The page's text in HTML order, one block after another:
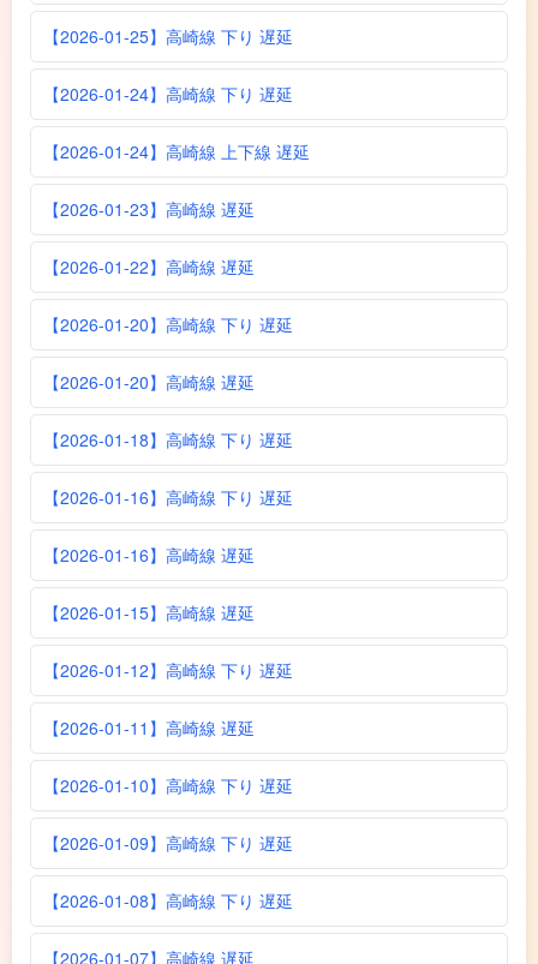
【2026-01-25】高崎線 下り 遅延
【2026-01-24】高崎線 下り 遅延
【2026-01-24】高崎線 上下線 遅延
【2026-01-23】高崎線 遅延
【2026-01-22】高崎線 遅延
【2026-01-20】高崎線 下り 遅延
【2026-01-20】高崎線 遅延
【2026-01-18】高崎線 下り 遅延
【2026-01-16】高崎線 下り 遅延
【2026-01-16】高崎線 遅延
【2026-01-15】高崎線 遅延
【2026-01-12】高崎線 下り 遅延
【2026-01-11】高崎線 遅延
【2026-01-10】高崎線 下り 遅延
【2026-01-09】高崎線 下り 遅延
【2026-01-08】高崎線 下り 遅延
【2026-01-07】高崎線 遅延